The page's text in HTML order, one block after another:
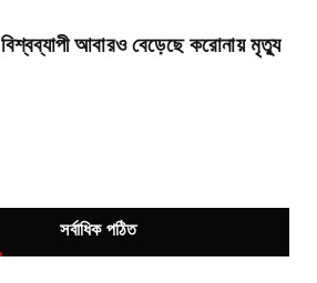
বিশ্বব্যাপী আবারও বেড়েছে করোনায় মৃত্যু
সর্বাধিক পঠিত